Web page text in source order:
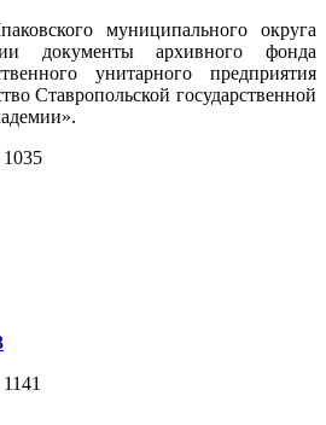
муниципального округа
документы архивного фонда
унитарного предприятия
Ставропольской государственной